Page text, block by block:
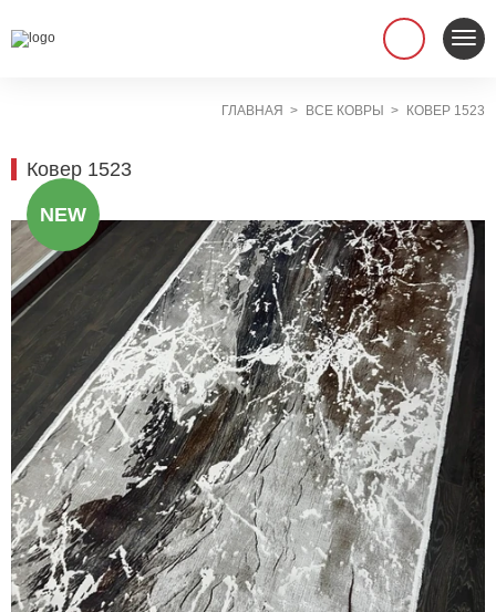
ГЛАВНАЯ ВСЕ КОВРЫ КОВЕР 1523
Ковер 1523
NEW